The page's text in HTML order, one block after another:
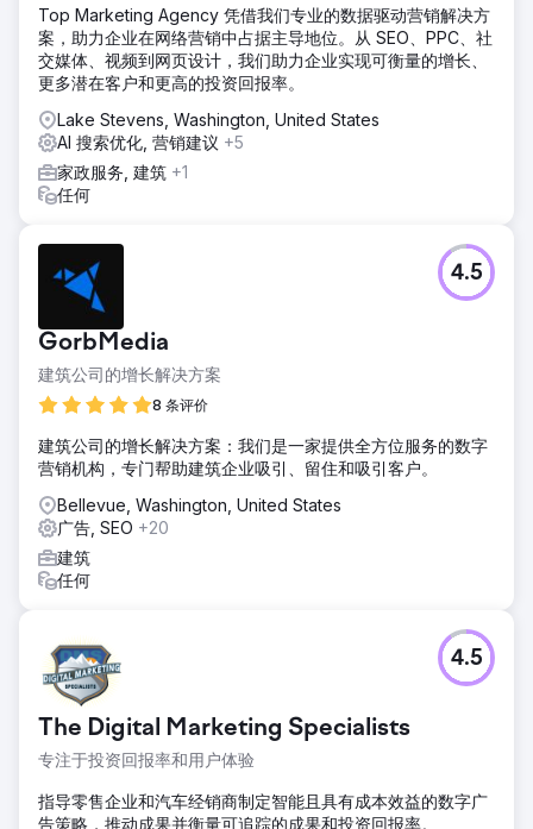
Top Marketing Agency 凭借我们专业的数据驱动营销解决方
案，助力企业在网络营销中占据主导地位。从 SEO、PPC、社
交媒体、视频到网页设计，我们助力企业实现可衡量的增长、
更多潜在客户和更高的投资回报率。
Lake Stevens, Washington, United States
AI 搜索优化, 营销建议 +5
家政服务, 建筑 +1
任何
GorbMedia
建筑公司的增长解决方案
8 条评价
4.5
建筑公司的增长解决方案：我们是一家提供全方位服务的数字
营销机构，专门帮助建筑企业吸引、留住和吸引客户。
Bellevue, Washington, United States
广告, SEO +20
建筑
任何
The Digital Marketing Specialists
专注于投资回报率和用户体验
4.5
指导零售企业和汽车经销商制定智能且具有成本效益的数字广
告策略，推动成果并衡量可追踪的成果和投资回报率。